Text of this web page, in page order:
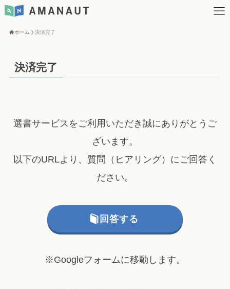
ホーム 決済完了
決済完了
選書サービスをご利用いただき誠にありがとうご
ざいます。
以下のURLより、質問（ヒアリング）にご回答く
ださい。
回答する
※Googleフォームに移動します。